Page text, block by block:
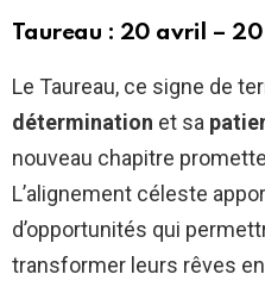
Taureau : 20 avril –
Le Taureau, ce signe de
détermination et sa
nouveau chapitre
L’alignement céleste
d’opportunités qui
transformer leurs rêves